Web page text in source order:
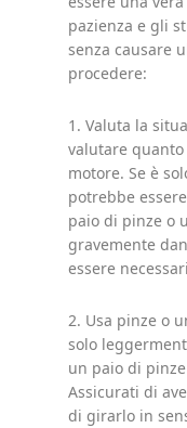
pazienza e gli
senza causare
procedere:
1. Valuta la
valutare
motore. Se è
potrebbe
paio di pinze o
gravemente
essere
2. Usa pinze o
solo
un paio di
Assicurati di
di girarlo in